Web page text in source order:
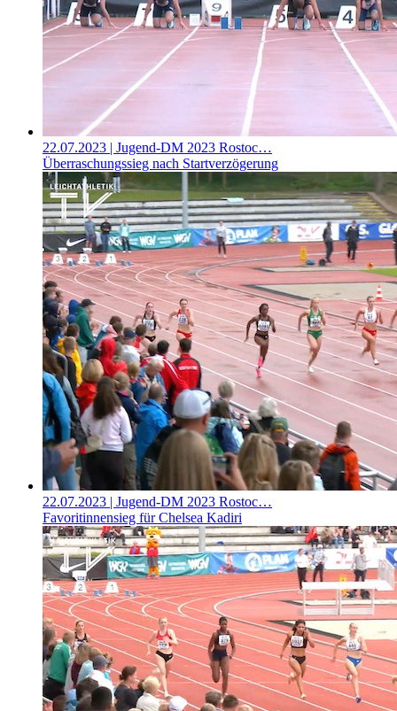
22.07.2023 | Jugend-DM 2023 Rostoc…
Überraschungssieg nach Startverzögerung
22.07.2023 | Jugend-DM 2023 Rostoc…
Favoritinnensieg für Chelsea Kadiri